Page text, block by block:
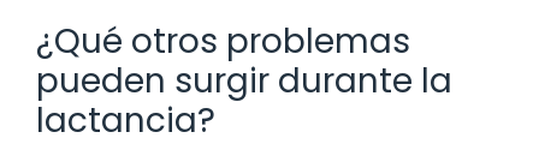
¿Qué otros problemas
pueden surgir durante la
lactancia?